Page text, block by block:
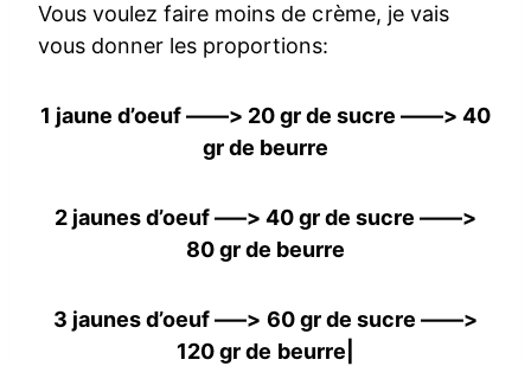
Vous voulez faire moins de crème, je vais
vous donner les proportions:
1 jaune d’oeuf ––––> 20 gr de sucre ––––> 40
gr de beurre
2 jaunes d’oeuf –––> 40 gr de sucre ––––>
80 gr de beurre
3 jaunes d’oeuf –––> 60 gr de sucre ––––>
120 gr de beurre|